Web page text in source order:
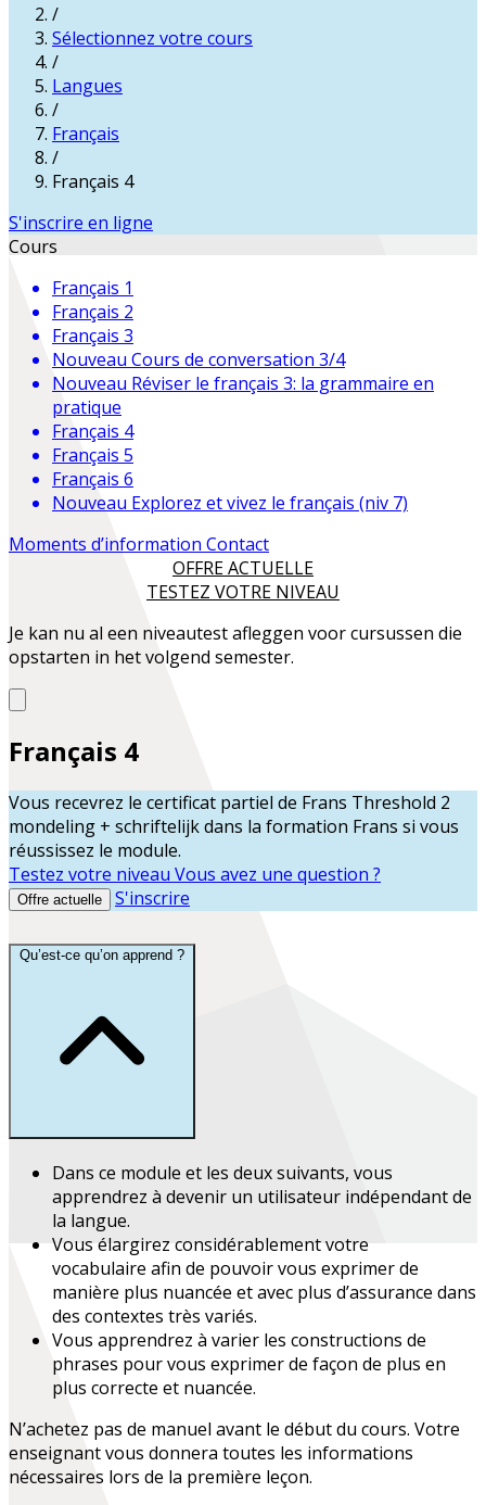
/
Sélectionnez votre cours
/
Langues
/
Français
/
Français 4
S'inscrire en ligne
Cours
Français 1
Français 2
Français 3
Nouveau Cours de conversation 3/4
Nouveau Réviser le français 3: la grammaire en
pratique
Français 4
Français 5
Français 6
Nouveau Explorez et vivez le français (niv 7)
Moments d’information Contact
OFFRE ACTUELLE
TESTEZ VOTRE NIVEAU
Je kan nu al een niveautest afleggen voor cursussen die
opstarten in het volgend semester.
Français 4
Vous recevrez le certificat partiel de Frans Threshold 2
mondeling + schriftelijkdans la formation Frans si vous
réussissez le module.
Testez votre niveau Vous avez une question ?
Offre actuelle S'inscrire
Qu’est-ce qu’on apprend ?
Dans ce module et les deux suivants, vous
apprendrez à devenir un utilisateur indépendantde
la langue.
Vous élargirez considérablement votre
vocabulaire afin de pouvoir vous exprimer de
manière plus nuancée et avec plus d’assurance dans
des contextes très variés.
Vous apprendrez à varier les constructions de
phrases pour vous exprimer de façon de plus en
plus correcte et nuancée.
N’achetez pas de manuel avant le début du cours. Votre
enseignant vous donnera toutes les informations
nécessaires lors de la première leçon.